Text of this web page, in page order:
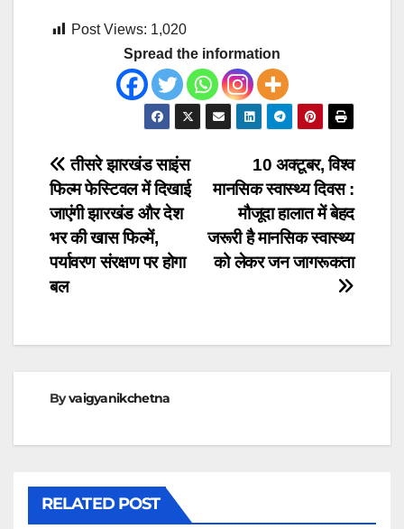
Post Views: 1,020
Spread the information
Post
navigation
10 अक्टूबर, विश्व
मानसिक स्वास्थ्य दिवस :
मौजूदा हालात में बेहद
जरूरी है मानसिक स्वास्थ्य
को लेकर जन जागरूकता
तीसरे झारखंड साइंस
फिल्म फेस्टिवल में दिखाई
जाएंगी झारखंड और देश
भर की खास फिल्में,
पर्यावरण संरक्षण पर होगा
बल
Byvaigyanikchetna
RELATED POST